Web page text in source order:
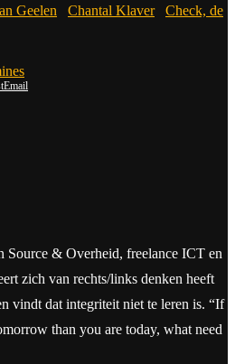
Geelen Chantal Klaver
Check, de
Email
Source & Overheid, freelance ICT en
zich van rechts/links denken heeft
vindt dat integriteit niet te leren is. “If
than you are today, what need